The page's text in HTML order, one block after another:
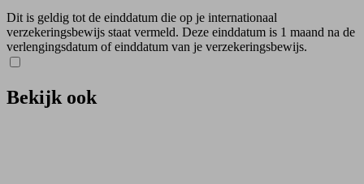
Dit is geldig tot de einddatum die op je internationaal
verzekeringsbewijs staat vermeld. Deze einddatum is 1 maand na de
verlengingsdatum of einddatum van je verzekeringsbewijs.
Bekijk ook